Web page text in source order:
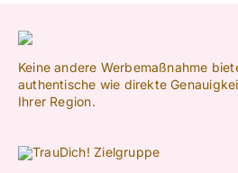
Keine andere Werbemaßnahme
authentische wie direkte
Ihrer Region.